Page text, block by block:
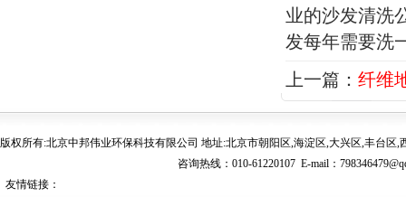
业的沙发清洗
发每年需要洗
上一篇： 纤维
版权所有:北京中邦伟业环保科技有限公司 地址:北京市朝阳区,海淀区,大兴区,丰台
咨询热线：010-61220107 E-mail：
友情链接：